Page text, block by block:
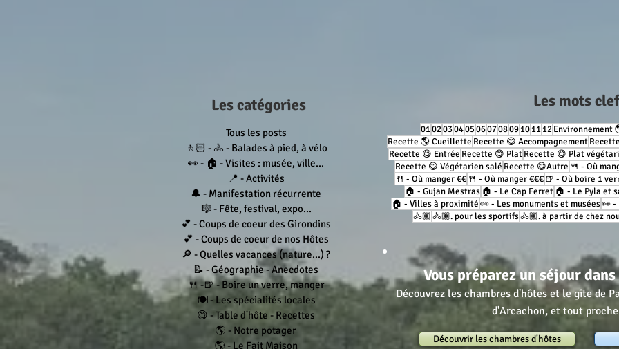
Les catégories
Tous les posts
🚶🏻 - 🚴 - Balades à pied, à vélo
👀 - 🏠 - Visites : musée, ville...
📍 - Activités
🔔 - Manifestation récurrente
🎼 - Fête, festival, expo...
💕 - Coups de coeur des Girondins
💕 - Coups de coeur de nos Hôtes
🔎 - Quelles vacances (nature...) ?
📝 - Géographie - Anecdotes
🍴 -🍺 - Boire un verre, manger
🍽 - Les spécialités locales
😋 - Table d'hôte - Recettes
🌎 - Notre potager
🌎 - Le Fait Maison
Les mots
010203040506070809 10 11 12 Environnement
Recette 🌎 Cueillette Recette 😋 Accompagnement
Recette 😋 Entrée Recette 😋 PlatRecette 😋 Plat
Recette 😋 Végétarien salé Recette 😋Autre 🍴 - Où
🍴 - Où manger €€ 🍴 - Où manger €€€ 🍺 - Où boire 1
🏠 - Gujan Mestras 🏠 - Le Cap Ferret 🏠 - Le Pyla et
🏠 - Villes à proximité👀 - Les monuments et musées👀 -
🚴🏽🚴🏽. pour les sportifs🚴🏽. à partir de chez
Vous préparez un séjour
Découvrez les chambres d'hôtes et le gîte de
d'Arcachon, et tout
Découvrir les chambres d'hôtes